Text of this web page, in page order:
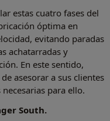
estas cuatro fases del
óptima en
evitando paradas
achatarradas y
En este sentido,
asesorar a sus clientes
para ello.
South.